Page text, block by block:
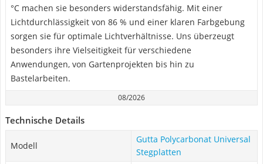
°C machen sie besonders widerstandsfähig. Mit einer
Lichtdurchlässigkeit von 86 % und einer klaren Farbgebung
sorgen sie für optimale Lichtverhältnisse. Uns überzeugt
besonders ihre Vielseitigkeit für verschiedene
Anwendungen, von Gartenprojekten bis hin zu
Bastelarbeiten.
08/2026
Technische Details
Modell
Gutta Polycarbonat Universal
Stegplatten